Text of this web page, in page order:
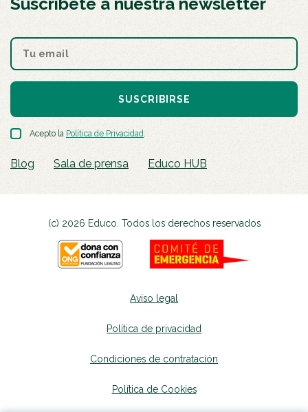
Suscríbete a nuestra newsletter
SUSCRIBIRSE
Acepto la Política de Privacidad.
Blog Sala de prensa Educo HUB
(c) 2026 Educo. Todos los derechos reservados
Aviso legal
Política de privacidad
Condiciones de contratación
Política de Cookies